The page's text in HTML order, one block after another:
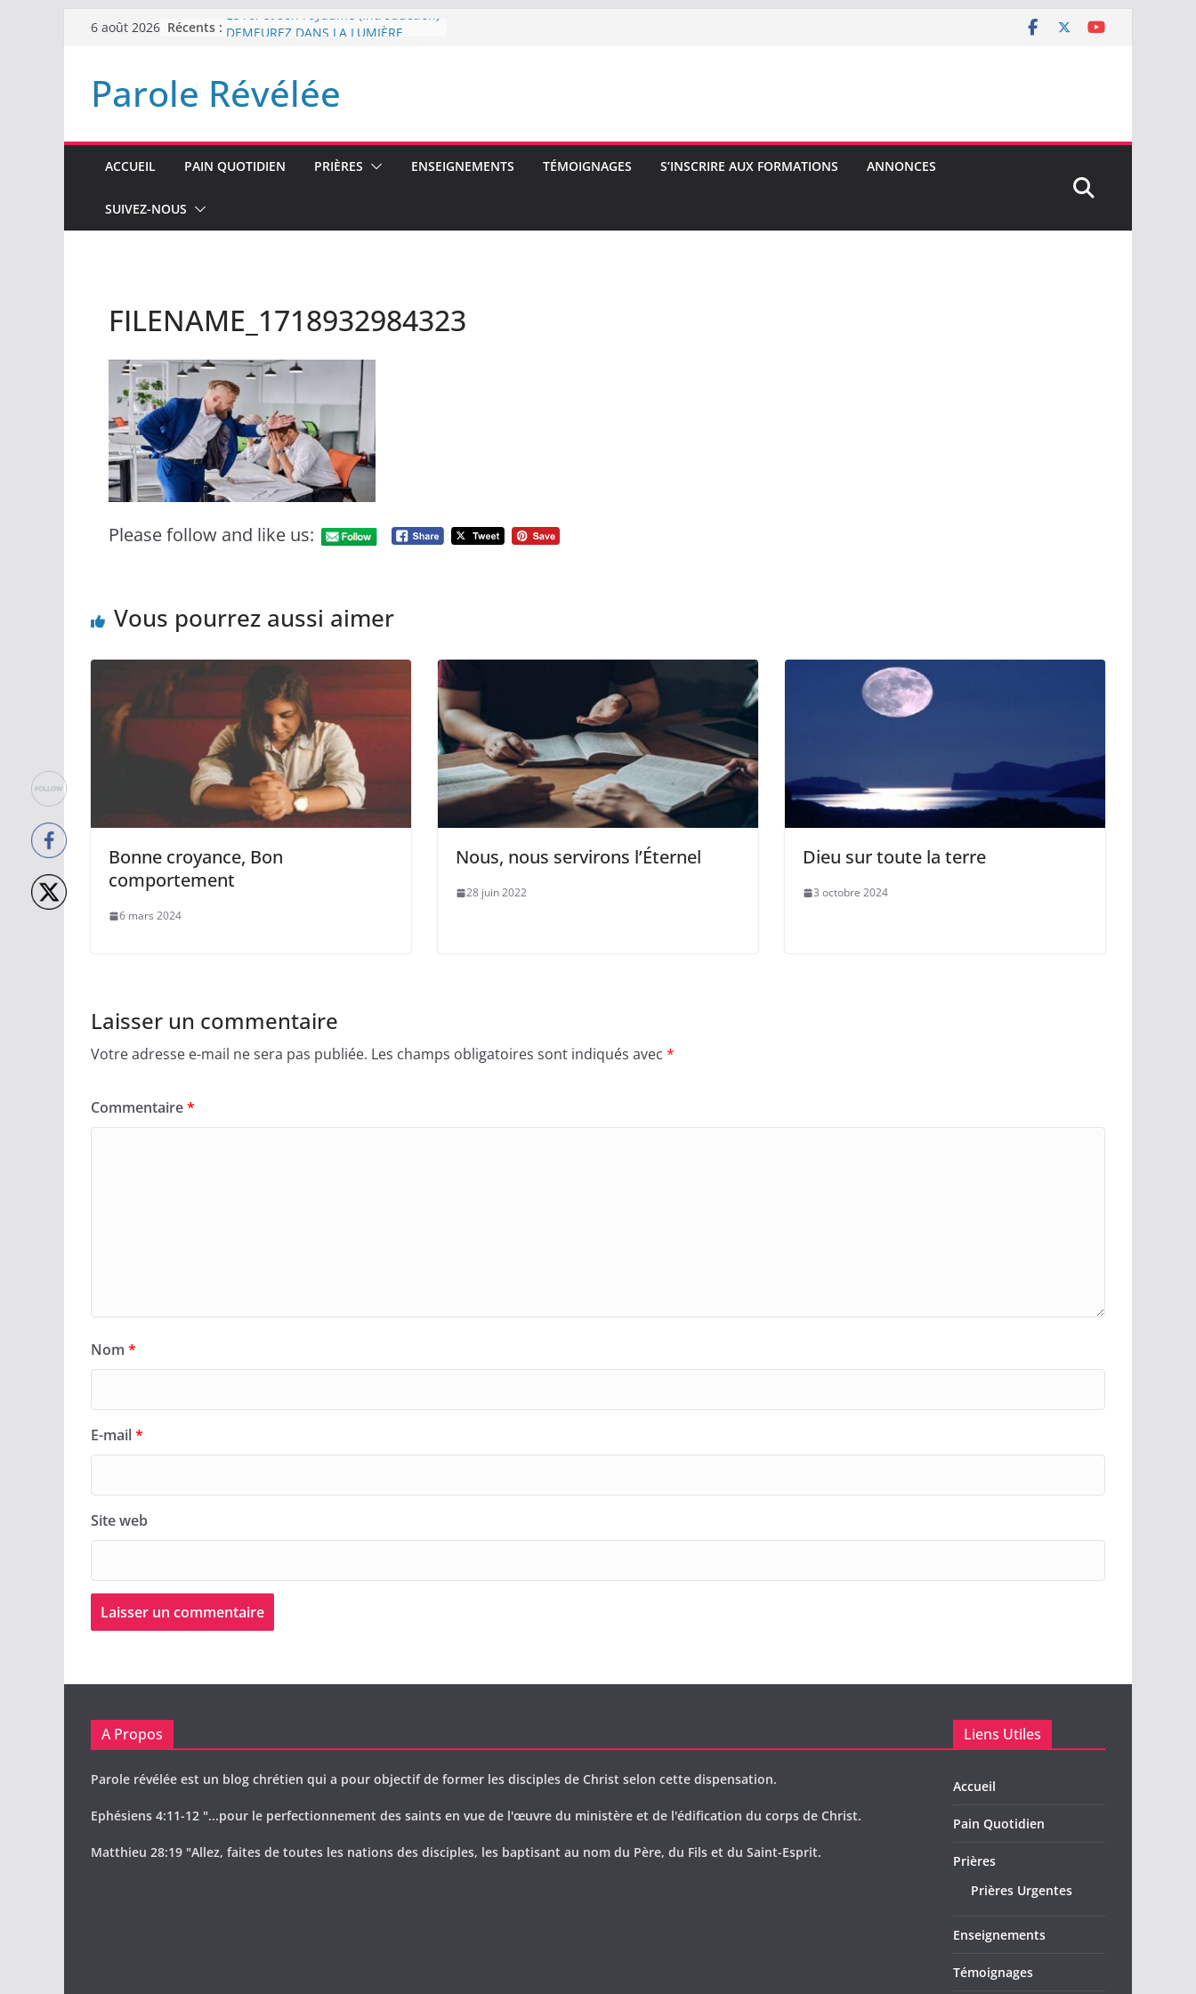
Passer6 août 2026 Récents : Le roi et son royaume (Introduction)
LA NUIT QUE DIEU A MENACE
LABAN
Parole Révélée
ACCUEIL PAIN QUOTIDIEN PRIÈRES ENSEIGNEMENTS TÉMOIGNAGES S’INSCRIRE AUX FORMATIONS ANNONCES
SUIVEZ-NOUS
FILENAME_1718932984323
Please follow and like us:
Vous pourrez aussi aimer
Bonne croyance, Bon
comportement
6 mars 2024
Nous, nous servirons l’Éternel
28 juin 2022
Dieu sur toute la terre
3 octobre 2024
Laisser un commentaire
Votre adresse e-mail ne sera pas publiée. Les champs obligatoires sont indiqués avec *
Commentaire*
Nom *
E-mail*
Site web
A Propos
Parole révélée est un blog chrétien qui a pour objectif de former les disciples de Christ selon cette dispensation.
Ephésiens 4:11-12 "...pour le perfectionnement des saints en vue de l'œuvre du ministère et de l'édification du corps de Christ.
Matthieu 28:19 "Allez, faites de toutes les nations des disciples, les baptisant au nom du Père, du Fils et du Saint-Esprit.
Liens Utiles
Accueil
Pain Quotidien
Prières
Prières Urgentes
Enseignements
Témoignages